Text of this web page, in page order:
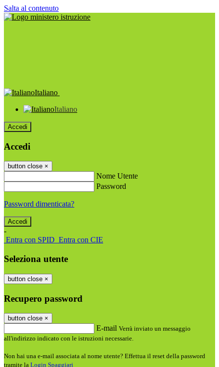
Salta al contenuto
Italiano
Italiano
Accedi
Accedi
button close ×
Nome Utente
Password
Password dimenticata?
-
Entra con SPID Entra con CIE
Seleziona utente
button close ×
Recupero password
button close ×
E-mail Verrà inviato un messaggio
all'indirizzo indicato con le istruzioni necessarie.
Non hai una e-mail associata al nome utente? Effettua il reset della password
tramite la Login Spaggiari